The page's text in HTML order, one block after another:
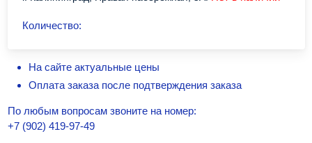
Количество:
На сайте актуальные цены
Оплата заказа после подтверждения заказа
По любым вопросам звоните на номер:
+7 (902) 419-97-49